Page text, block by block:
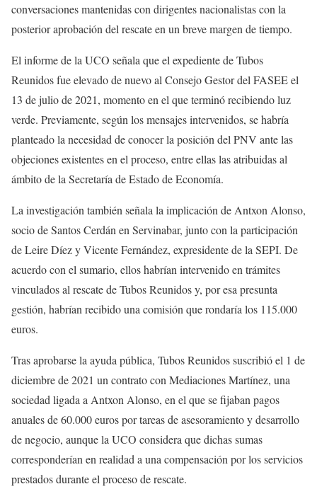
conversaciones mantenidas con dirigentes nacionalistas con la
posterior aprobación del rescate en un breve margen de tiempo.
El informe de la UCO señala que el expediente de Tubos
Reunidos fue elevado de nuevo al Consejo Gestor del FASEE el
13 de julio de 2021, momento en el que terminó recibiendo luz
verde. Previamente, según los mensajes intervenidos, se habría
planteado la necesidad de conocer la posición del PNV ante las
objeciones existentes en el proceso, entre ellas las atribuidas al
ámbito de la Secretaría de Estado de Economía.
La investigación también señala la implicación de Antxon Alonso,
socio de Santos Cerdán en Servinabar, junto con la participación
de Leire Díez y Vicente Fernández, expresidente de la SEPI. De
acuerdo con el sumario, ellos habrían intervenido en trámites
vinculados al rescate de Tubos Reunidos y, por esa presunta
gestión, habrían recibido una comisión que rondaría los 115.000
euros.
Tras aprobarse la ayuda pública, Tubos Reunidos suscribió el 1 de
diciembre de 2021 un contrato con Mediaciones Martínez, una
sociedad ligada a Antxon Alonso, en el que se fijaban pagos
anuales de 60.000 euros por tareas de asesoramiento y desarrollo
de negocio, aunque la UCO considera que dichas sumas
corresponderían en realidad a una compensación por los servicios
prestados durante el proceso de rescate.